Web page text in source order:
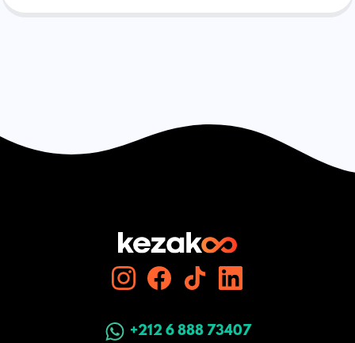
+212 6 888 73407